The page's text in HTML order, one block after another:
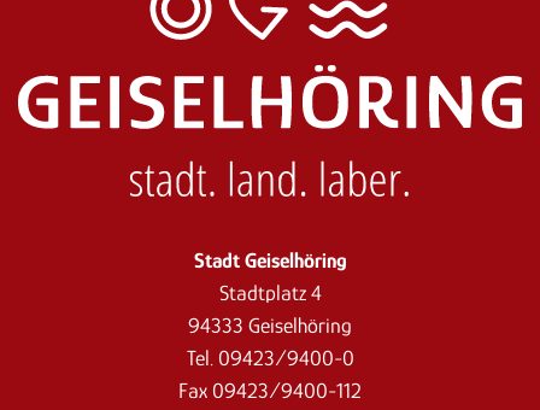
Stadt Geiselhöring
Stadtplatz 4
94333 Geiselhöring
Tel. 09423/9400-0
Fax 09423/9400-112